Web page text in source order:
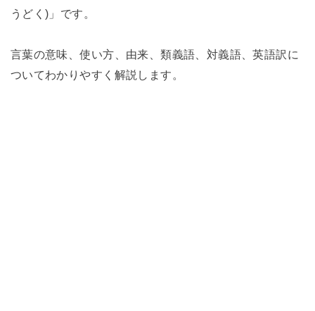
うどく)」です。
言葉の意味、使い方、由来、類義語、対義語、英語訳に
ついてわかりやすく解説します。